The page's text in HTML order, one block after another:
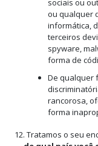
sociais ou
ou qualquer
informática,
terceiros
spyware,
forma de
De qualquer
rancorosa,
forma
12. Tratamos o seu